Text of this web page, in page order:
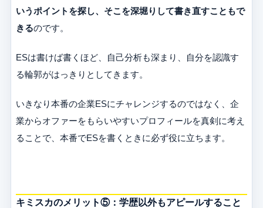
いうポイントを探し、そこを深堀りして書き直すこともで
きるのです。
ESは書けば書くほど、自己分析も深まり、自分を認識す
る輪郭がはっきりとしてきます。
いきなり本番の企業ESにチャレンジするのではなく、企
業からオファーをもらいやすいプロフィールを真剣に考え
ることで、本番でESを書くときに必ず役に立ちます。
キミスカのメリット⑤：学歴以外もアピールすること